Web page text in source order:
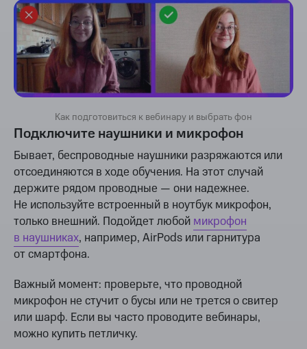
Как подготовиться к вебинару и выбрать фон
Подключите наушники и микрофон
Бывает, беспроводные наушники разряжаются или
отсоединяются в ходе обучения. На этот случай
держите рядом проводные — они надежнее.
Не используйте встроенный в ноутбук микрофон,
только внешний. Подойдет любой микрофон
в наушниках, например, AirPods или гарнитура
от смартфона.
Важный момент: проверьте, что проводной
микрофон не стучит о бусы или не трется о свитер
или шарф. Если вы часто проводите вебинары,
можно купить петличку.